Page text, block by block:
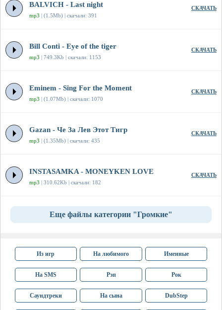
BALVICH - Last night
mp3 | (1.5Mb) | скачали: 391
СКАЧАТЬ
Bill Conti - Eye of the tiger
mp3 | 749.3Kb | скачали: 1153
СКАЧАТЬ
Eminem - Sing For the Moment
mp3 | (1.07Mb) | скачали: 1070
СКАЧАТЬ
Gazan - Че За Лев Этот Тигр
mp3 | (1.35Mb) | скачали: 435
СКАЧАТЬ
INSTASAMKA - MONEYKEN LOVE
mp3 | 310.62Kb | скачали: 182
СКАЧАТЬ
Еще файлы категории "Громкие"
Из игр На любимого Именные
На SMS Рэп Рок
Саундтреки На сына DubStep